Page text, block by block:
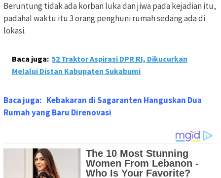
Beruntung tidak ada korban luka dan jiwa pada kejadian itu,
padahal waktu itu 3 orang penghuni rumah sedang ada di
lokasi.
Baca juga: 52 Traktor Aspirasi DPR RI, Dikucurkan
Melalui Distan Kabupaten Sukabumi
Baca juga: Kebakaran di Sagaranten Hanguskan Dua
Rumah yang Baru Direnovasi